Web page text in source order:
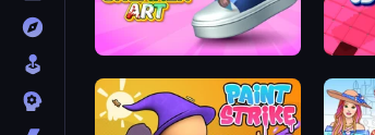
Sneaker Art Tile